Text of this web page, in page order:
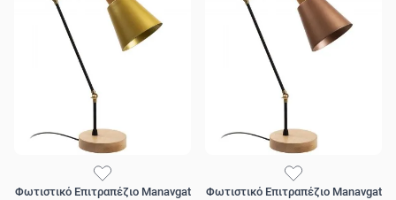
Φωτιστικό Επιτραπέζιο Manavgat
Φωτιστικό Επιτραπέζιο Manavgat